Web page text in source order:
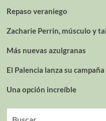
Repaso veraniego
Zacharie Perrin, músculo y
Más nuevas azulgranas
El Palencia lanza su
Una opción increíble